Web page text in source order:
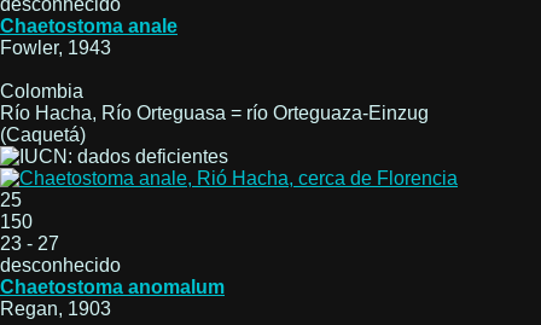
Chaetostoma anale
Fowler, 1943
Colombia
Río Hacha, Río Orteguasa = río Orteguaza-Einzug
(Caquetá)
25
150
23 - 27
desconhecido
Chaetostoma anomalum
Regan, 1903